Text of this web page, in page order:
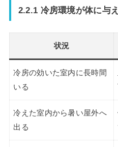
2.2.1 冷房環境が体に与
状況
冷房の効いた室内に長時間
いる
冷えた室内から暑い屋外へ
出る